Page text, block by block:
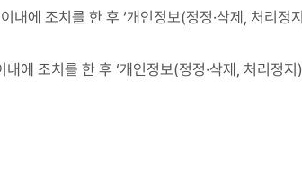
내에 조치를 한 후 ‘개인정보(정정·삭제, 처리정
에 조치를 한 후 ‘개인정보(정정·삭제, 처리정